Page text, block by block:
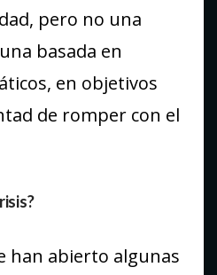
pero no una
basada en
en objetivos
de romper con el
han abierto algunas